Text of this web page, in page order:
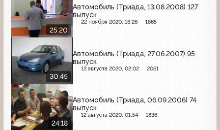
25:20
Автомобиль (Триада, 13.08.2008) 127
выпуск
22 ноября 2020, 18:26 1865
30:45
Автомобиль (Триада, 27.06.2007) 95
выпуск
12 августа 2020, 02:02 2061
24:18
Автомобиль (Триада, 06.09.2006) 74
выпуск
12 августа 2020, 01:54 1836